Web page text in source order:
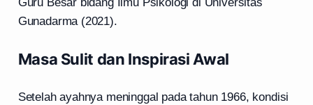
Gunadarma (2021).
Masa Sulit dan Inspirasi Awal
Setelah ayahnya meninggal pada tahun 1966, kondisi